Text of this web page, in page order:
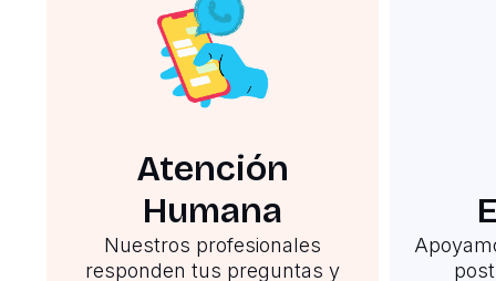
Atención
Humana
Nuestros profesionales
responden tus preguntas y